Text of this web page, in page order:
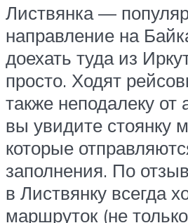
Листвянка —
направление на
доехать туда из
просто. Ходят
также неподалеку от
вы увидите стоянку
которые
заполнения. По
в Листвянку всегда
маршруток (не